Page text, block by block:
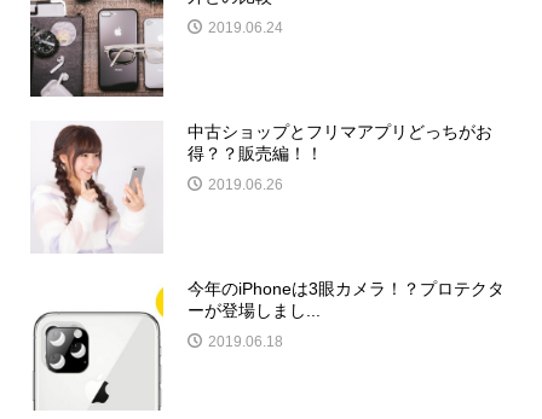
2019.06.24
中古ショップとフリマアプリどっちがお
得？？販売編！！
2019.06.26
今年のiPhoneは3眼カメラ！？プロテクタ
ーが登場しまし...
2019.06.18